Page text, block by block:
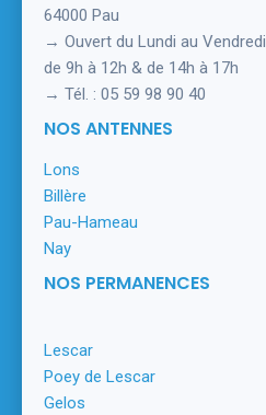
64000 Pau
→ Ouvert du Lundi au Vendredi
de 9h à 12h & de 14h à 17h
→ Tél. : 05 59 98 90 40
NOS ANTENNES
Lons
Billère
Pau-Hameau
Nay
NOS PERMANENCES
Lescar
Poey de Lescar
Gelos